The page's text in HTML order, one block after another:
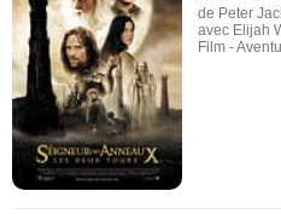
de Peter
avec Elijah
Film -